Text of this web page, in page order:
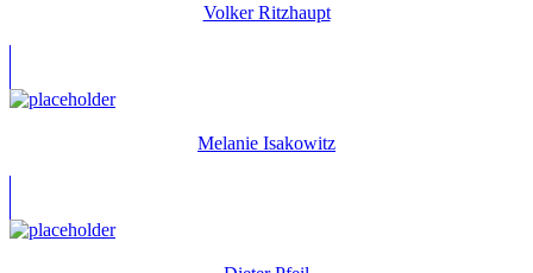
Volker Ritzhaupt
Melanie Isakowitz